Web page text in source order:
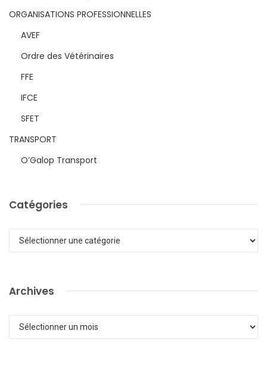
ORGANISATIONS PROFESSIONNELLES
AVEF
Ordre des Vétérinaires
FFE
IFCE
SFET
TRANSPORT
O’Galop Transport
Catégories
Archives